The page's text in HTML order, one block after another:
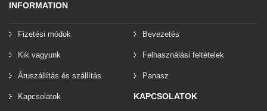
INFORMATION
Fizetési módok Bevezetés
Kik vagyunk Felhasználási feltételek
Áruszállítás és szállítás Panasz
Kapcsolatok KAPCSOLATOK